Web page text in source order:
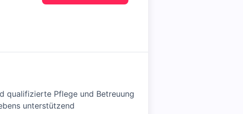
qualifizierte Pflege und Betreuung
unterstützend